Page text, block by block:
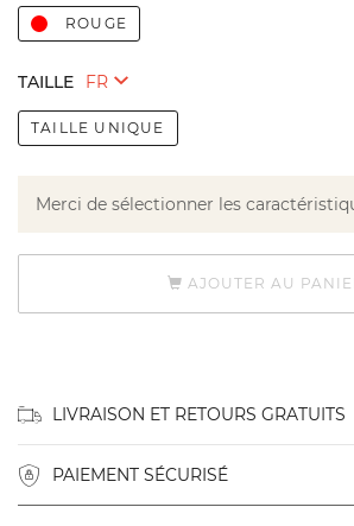
ROUGE
TAILLE
TAILLE UNIQUE
Merci de sélectionner les
AJOUTER AU
LIVRAISON ET RETOURS GRATUITS
PAIEMENT SÉCURISÉ